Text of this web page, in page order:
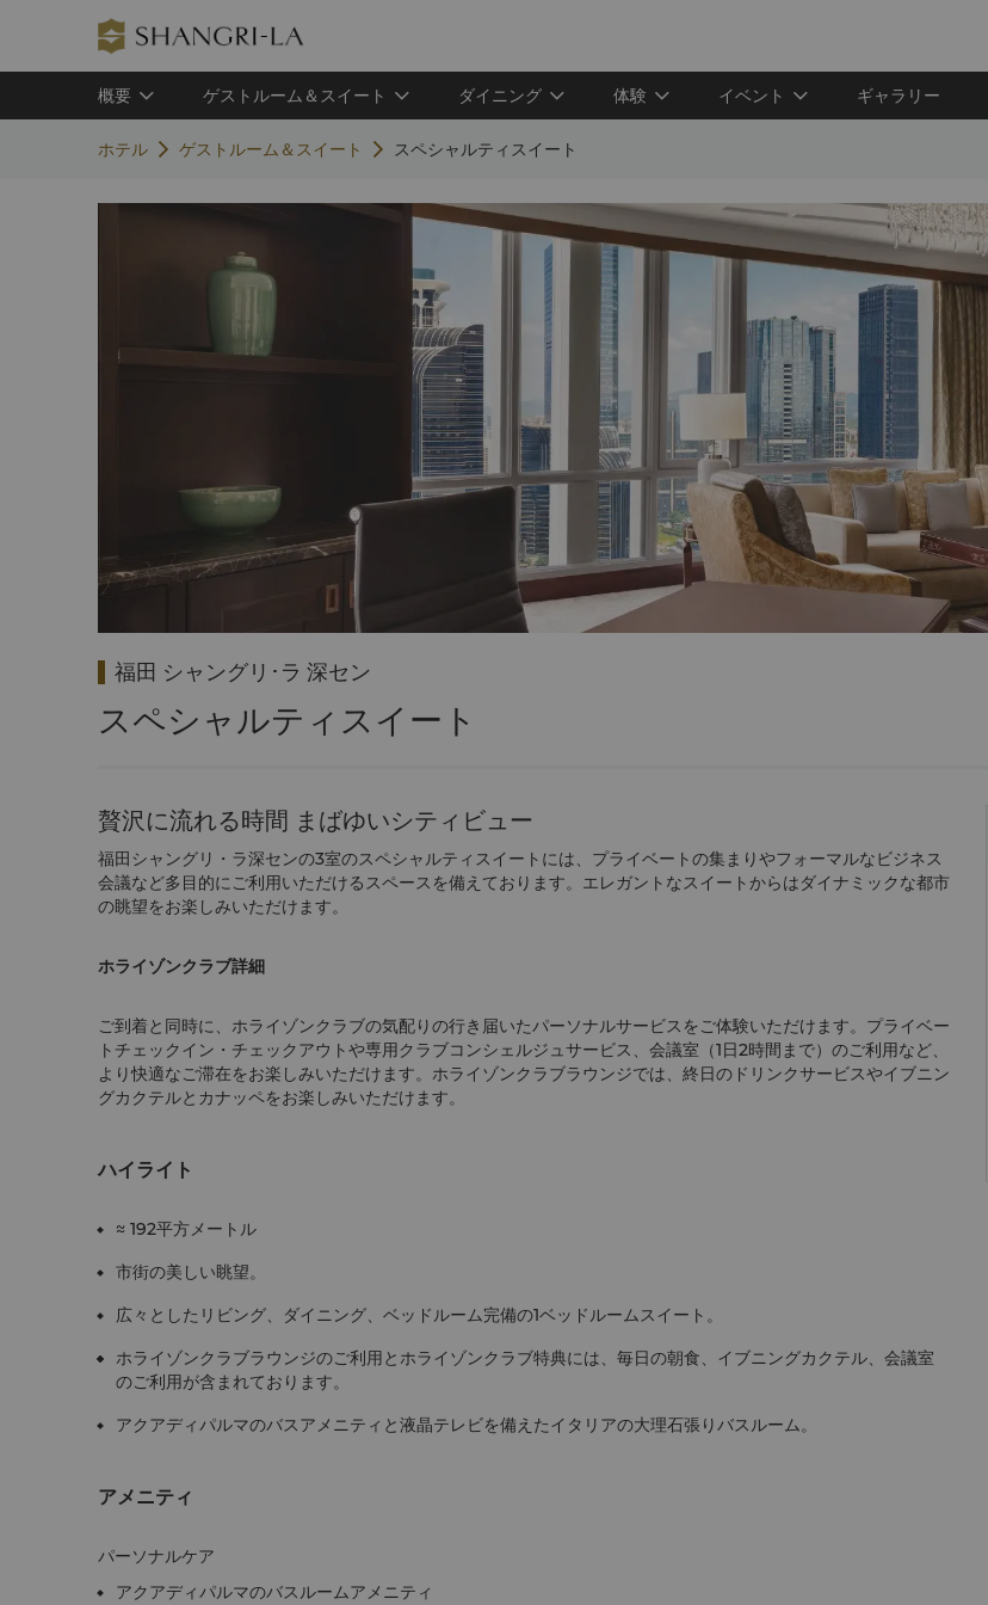
概要 ゲストルーム＆スイート ダイニング 体験 イベント ギャラリー
ホテル ゲストルーム＆スイート スペシャルティスイート
福田 シャングリ･ラ 深セン
スペシャルティスイート
贅沢に流れる時間 まばゆいシティビュー
福田シャングリ・ラ深センの3室のスペシャルティスイートには、プライベートの集まりやフォーマルなビジネス
会議など多目的にご利用いただけるスペースを備えております。エレガントなスイートからはダイナミックな都市
の眺望をお楽しみいただけます。
ホライゾンクラブ詳細
ご到着と同時に、ホライゾンクラブの気配りの行き届いたパーソナルサービスをご体験いただけます。プライベー
トチェックイン・チェックアウトや専用クラブコンシェルジュサービス、会議室（1日2時間まで）のご利用など、
より快適なご滞在をお楽しみいただけます。ホライゾンクラブラウンジでは、終日のドリンクサービスやイブニン
グカクテルとカナッペをお楽しみいただけます。
ハイライト
≈ 192平方メートル
市街の美しい眺望。
広々としたリビング、ダイニング、ベッドルーム完備の1ベッドルームスイート。
ホライゾンクラブラウンジのご利用とホライゾンクラブ特典には、毎日の朝食、イブニングカクテル、会議室
のご利用が含まれております。
アクアディパルマのバスアメニティと液晶テレビを備えたイタリアの大理石張りバスルーム。
アメニティ
パーソナルケア
アクアディパルマのバスルームアメニティ